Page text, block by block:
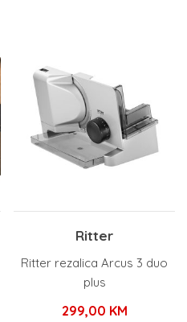
Ritter
Ritter rezalica Arcus 3 duo
plus
299,00 KM